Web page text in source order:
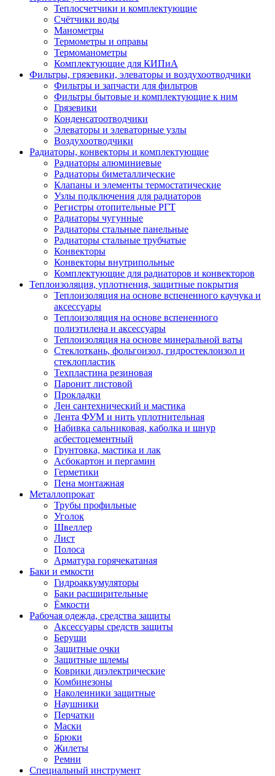
Теплосчетчики и комплектующие
Счётчики воды
Манометры
Термометры и оправы
Термоманометры
Комплектующие для КИПиА
Фильтры, грязевики, элеваторы и воздухоотводчики
Фильтры и запчасти для фильтров
Фильтры бытовые и комплектующие к ним
Грязевики
Конденсатоотводчики
Элеваторы и элеваторные узлы
Воздухоотводчики
Радиаторы, конвекторы и комплектующие
Радиаторы алюминиевые
Радиаторы биметаллические
Клапаны и элементы термостатические
Узлы подключения для радиаторов
Регистры отопительные РГТ
Радиаторы чугунные
Радиаторы стальные панельные
Радиаторы стальные трубчатые
Конвекторы
Конвекторы внутрипольные
Комплектующие для радиаторов и конвекторов
Теплоизоляция, уплотнения, защитные покрытия
Теплоизоляция на основе вспененного каучука и
аксессуары
Теплоизоляция на основе вспененного
полиэтилена и аксессуары
Теплоизоляция на основе минеральной ваты
Стеклоткань, фольгоизол, гидростеклоизол и
стеклопластик
Техпластина резиновая
Паронит листовой
Прокладки
Лен сантехнический и мастика
Лента ФУМ и нить уплотнительная
Набивка сальниковая, каболка и шнур
асбестоцементный
Грунтовка, мастика и лак
Асбокартон и пергамин
Герметики
Пена монтажная
Металлопрокат
Трубы профильные
Уголок
Швеллер
Лист
Полоса
Арматура горячекатаная
Баки и емкости
Гидроаккумуляторы
Баки расширительные
Ёмкости
Рабочая одежда, средства защиты
Аксессуары средств защиты
Беруши
Защитные очки
Защитные шлемы
Коврики диэлектрические
Комбинезоны
Наколенники защитные
Наушники
Перчатки
Маски
Брюки
Жилеты
Ремни
Специальный инструмент